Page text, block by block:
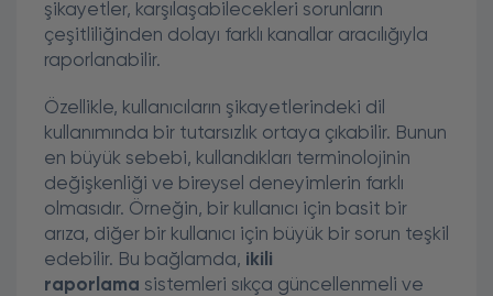
şikayetler, karşılaşabilecekleri sorunların
çeşitliliğinden dolayı farklı kanallar aracılığıyla
raporlanabilir.
Özellikle, kullanıcıların şikayetlerindeki dil
kullanımında bir tutarsızlık ortaya çıkabilir. Bunun
en büyük sebebi, kullandıkları terminolojinin
değişkenliği ve bireysel deneyimlerin farklı
olmasıdır. Örneğin, bir kullanıcı için basit bir
arıza, diğer bir kullanıcı için büyük bir sorun teşkil
edebilir. Bu bağlamda, ikili
raporlama sistemleri sıkça güncellenmeli ve